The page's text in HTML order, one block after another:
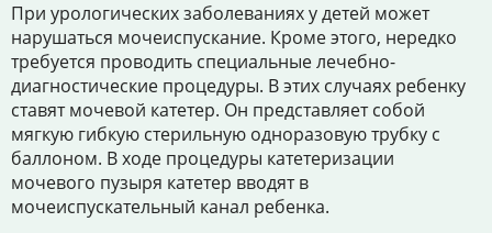
При урологических заболеваниях у детей может
нарушаться мочеиспускание. Кроме этого, нередко
требуется проводить специальные лечебно-
диагностические процедуры. В этих случаях ребенку
ставят мочевой катетер. Он представляет собой
мягкую гибкую стерильную одноразовую трубку с
баллоном. В ходе процедуры катетеризации
мочевого пузыря катетер вводят в
мочеиспускательный канал ребенка.
+7 (812) 435-55-55
Записаться на приём